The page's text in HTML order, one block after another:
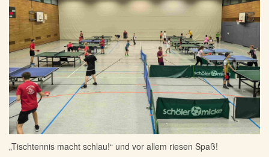
„Tischtennis macht schlau!“ und vor allem riesen Spaß!